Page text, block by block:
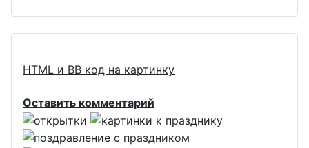
HTML и BB код на картинку
Оставить комментарий